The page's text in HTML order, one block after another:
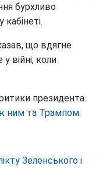
бурхливо
що вдягне
війні, коли
президента.
ним та Трампом.
Зеленського і